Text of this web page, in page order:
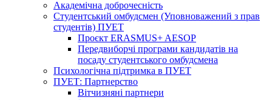
Академічна доброчесність
Студентський омбудсмен (Уповноважений з прав
студентів) ПУЕТ
Проєкт ERASMUS+ AESOP
Передвиборчі програми кандидатів на
посаду студентського омбудсмена
Психологічна підтримка в ПУЕТ
ПУЕТ: Партнерство
Вітчизняні партнери